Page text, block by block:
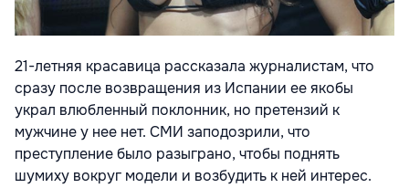
21-летняя красавица рассказала журналистам, что
сразу после возвращения из Испании ее якобы
украл влюбленный поклонник, но претензий к
мужчине у нее нет. СМИ заподозрили, что
преступление было разыграно, чтобы поднять
шумиху вокруг модели и возбудить к ней интерес.